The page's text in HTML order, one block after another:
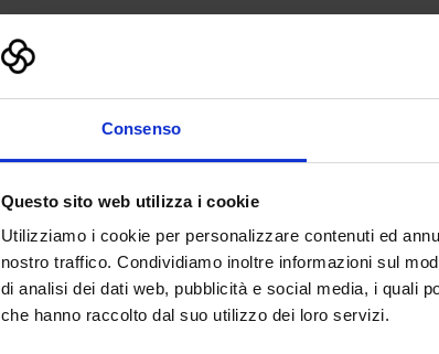
Consenso
Questo sito web utilizza i cookie
Utilizziamo i cookie per personalizzare contenuti ed
nostro traffico. Condividiamo inoltre informazioni sul
di analisi dei dati web, pubblicità e social media, i quali
che hanno raccolto dal suo utilizzo dei loro servizi.